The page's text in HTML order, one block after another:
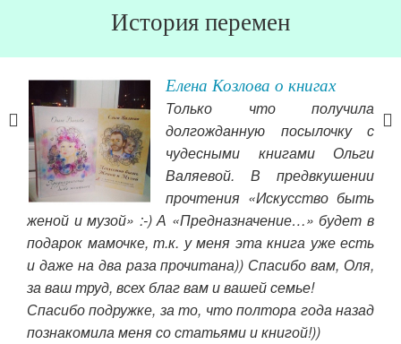
История перемен
Елена Козлова о книгах
Только что получила
долгожданную посылочку с
чудесными книгами Ольги
Валяевой. В предвкушении
прочтения «Искусство быть
женой и музой» :-) А «Предназначение…» будет в
подарок мамочке, т.к. у меня эта книга уже есть
и даже на два раза прочитана)) Спасибо вам, Оля,
за ваш труд, всех благ вам и вашей семье!
Спасибо подружке, за то, что полтора года назад
познакомила меня со статьями и книгой!))